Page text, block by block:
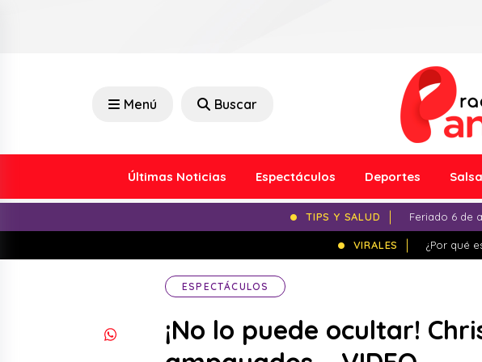
Menú Buscar
Últimas Noticias Espectáculos Deportes Salsa
TIPS Y SALUD Feriado 6 de
VIRALES ¿Por qué
ESPECTÁCULOS
¡No lo puede ocultar!